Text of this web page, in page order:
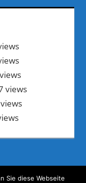
views
Sie diese Webseite